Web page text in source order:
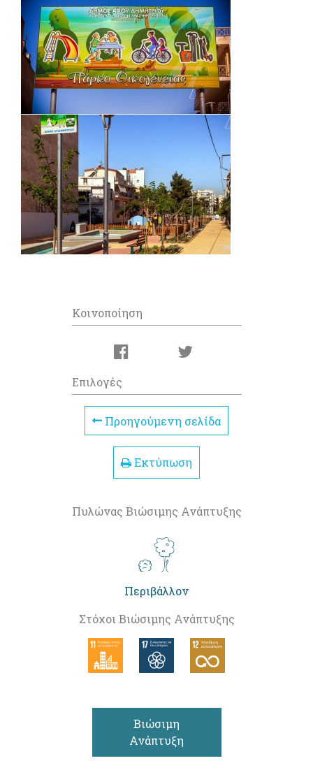
Κοινοποίηση
Επιλογές
Προηγούμενη σελίδα
Εκτύπωση
Πυλώνας Βιώσιμης Ανάπτυξης
Περιβάλλον
Στόχοι Βιώσιμης Ανάπτυξης
Βιώσιμη
Ανάπτυξη